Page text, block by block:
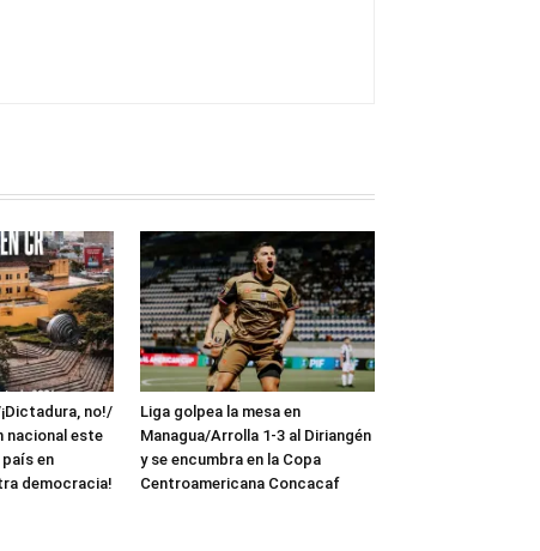
no!/
nacional este
en
democracia!
Liga golpea la mesa en
Managua/Arrolla 1-3 al Diriangén
y se encumbra en la Copa
Centroamericana Concacaf